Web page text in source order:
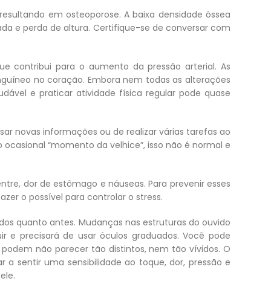
em osteoporose. A baixa densidade óssea
e perda de altura. Certifique-se de conversar com
contribui para o aumento da pressão arterial. As
no coração. Embora nem todas as alterações
e praticar atividade física regular pode quase
novas informações ou de realizar várias tarefas ao
“momento da velhice”, isso não é normal e
dor de estômago e náuseas. Para prevenir esses
o possível para controlar o stress.
quanto antes. Mudanças nas estruturas do ouvido
precisará de usar óculos graduados. Você pode
não parecer tão distintos, nem tão vívidos. O
sentir uma sensibilidade ao toque, dor, pressão e